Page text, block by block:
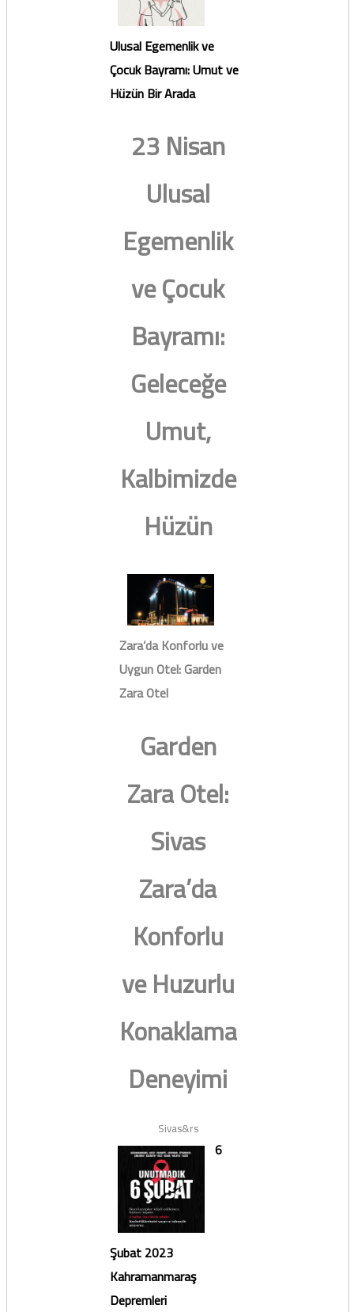
Ulusal Egemenlik ve
Çocuk Bayramı: Umut ve
Hüzün Bir Arada
23 Nisan
Ulusal
Egemenlik
ve Çocuk
Bayramı:
Geleceğe
Umut,
Kalbimizde
Hüzün
Zara’da Konforlu ve
Uygun Otel: Garden
Zara Otel
Garden
Zara Otel:
Sivas
Zara’da
Konforlu
ve Huzurlu
Konaklama
Deneyimi
Sivas&rs
6
Şubat 2023
Kahramanmaraş
Depremleri